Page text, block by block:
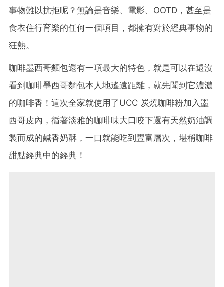
事物難以抗拒呢？無論是音樂、電影、OOTD，甚至是
食衣住行育樂的任何一個項目，都擁有對於經典事物的
狂熱。
咖啡墨西哥麵包還有一項最大的特色，就是可以在還沒
看到咖啡墨西哥麵包本人地遙遠距離，就先聞到它濃濃
的咖啡香！這次全家就使用了UCC 炭燒咖啡粉加入墨
西哥皮內，循著淡雅的咖啡味大口咬下還有天然奶油調
製而成的鹹香奶酥，一口就能吃到豐富層次，堪稱咖啡
甜點經典中的經典！